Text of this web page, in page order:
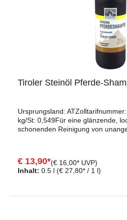
Tiroler Steinöl Pferde-
Ursprungsland:
kg/St: 0,549Für eine glänzende,
schonenden Reinigung von
Landwirtschaft geeignet.Frei von
Inhalt: 0.5 l (€ 27,80* / 1 l)
€ 13,90*(€ 16,00* UVP)